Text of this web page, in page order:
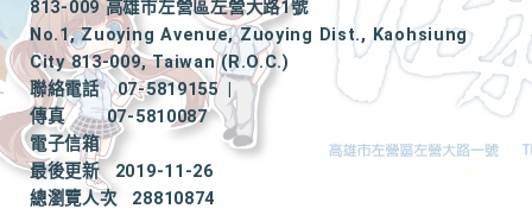
813-009 高雄市左營區左營大路1號
No.1, Zuoying Avenue, Zuoying Dist., Kaohsiung
City 813-009, Taiwan (R.O.C.)
聯絡電話
07-5819155
|
傳真
07-5810087
電子信箱
最後更新
2019-11-26
總瀏覽人次
28810874